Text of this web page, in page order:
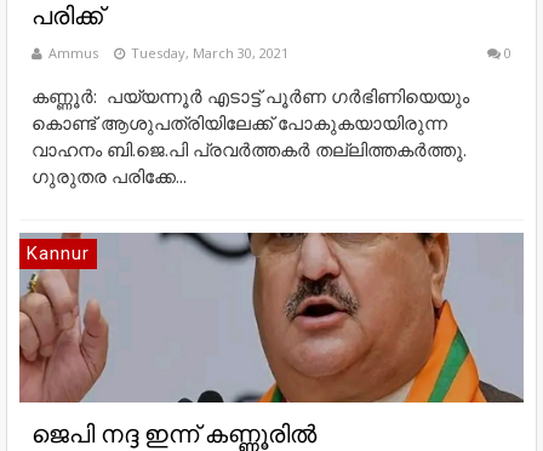
പരിക്ക്​
Ammus Tuesday, March 30, 2021 0
കണ്ണൂർ: പയ്യന്നൂർ എടാട്ട്​ പൂർണ ഗർഭിണിയെയും
കൊണ്ട് ആശുപത്രിയിലേക്ക് പോകുകയായിരുന്ന
വാഹനം ബി.ജെ.പി പ്രവർത്തകർ തല്ലിത്തകർത്തു.
ഗുരുതര പരിക്കേ...
Kannur
ജെപി നദ്ദ ഇന്ന് കണ്ണൂരിൽ